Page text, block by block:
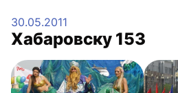
30.05.2011
Хабаровску 153